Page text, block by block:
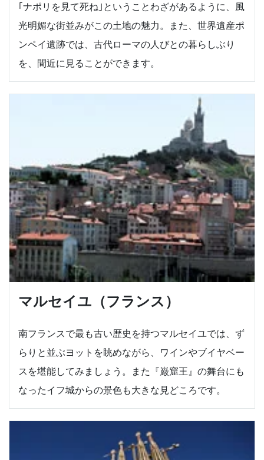
｢ナポリを見て死ね｣ということわざがあるように、風
光明媚な街並みがこの土地の魅力。また、世界遺産ポ
ンペイ遺跡では、古代ローマの人びとの暮らしぶり
を、間近に見ることができます。
マルセイユ（フランス）
南フランスで最も古い歴史を持つマルセイユでは、ず
らりと並ぶヨットを眺めながら、ワインやブイヤベー
スを堪能してみましょう。また『巌窟王』の舞台にも
なったイフ城からの景色も大きな見どころです。